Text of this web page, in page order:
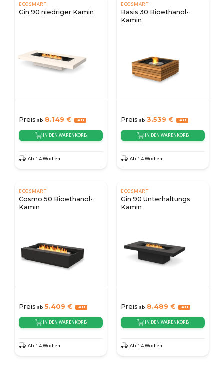
ECOSMART
Gin 90 niedriger Kamin
Preis ab 8.149 €
IN DEN WARENKORB
Ab 1-4 Wochen
ECOSMART
Basis 30 Bioethanol-
Kamin
Preis ab 3.539 €
IN DEN WARENKORB
Ab 1-4 Wochen
ECOSMART
Cosmo 50 Bioethanol-
Kamin
Preis ab 5.409 €
IN DEN WARENKORB
Ab 1-4 Wochen
ECOSMART
Gin 90 Unterhaltungs
Kamin
Preis ab 8.489 €
IN DEN WARENKORB
Ab 1-4 Wochen